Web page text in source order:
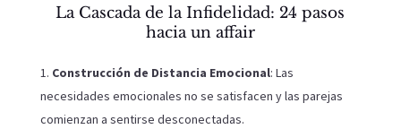
La Cascada de la Infidelidad: 24 pasos
hacia un affair
Construcción de Distancia Emocional: Las
necesidades emocionales no se satisfacen y las parejas
comienzan a sentirse desconectadas.